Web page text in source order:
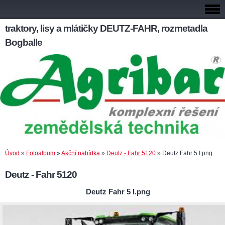
traktory, lisy a mlátičky DEUTZ-FAHR, rozmetadla
Bogballe
Úvod » Fotoalbum »Akční nabídka » Deutz - Fahr 5120 » Deutz Fahr 5 I.png
Deutz - Fahr 5120
Deutz Fahr 5 I.png